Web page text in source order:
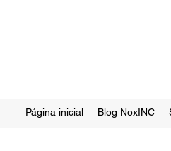
Página inicial Blog NoxINC